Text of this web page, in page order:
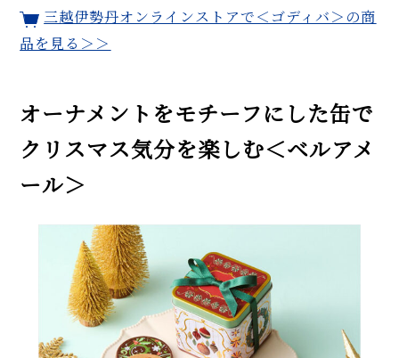
三越伊勢丹オンラインストアで＜ゴディバ＞の商
品を見る＞＞
オーナメントをモチーフにした缶で
クリスマス気分を楽しむ＜ベルアメ
ール＞